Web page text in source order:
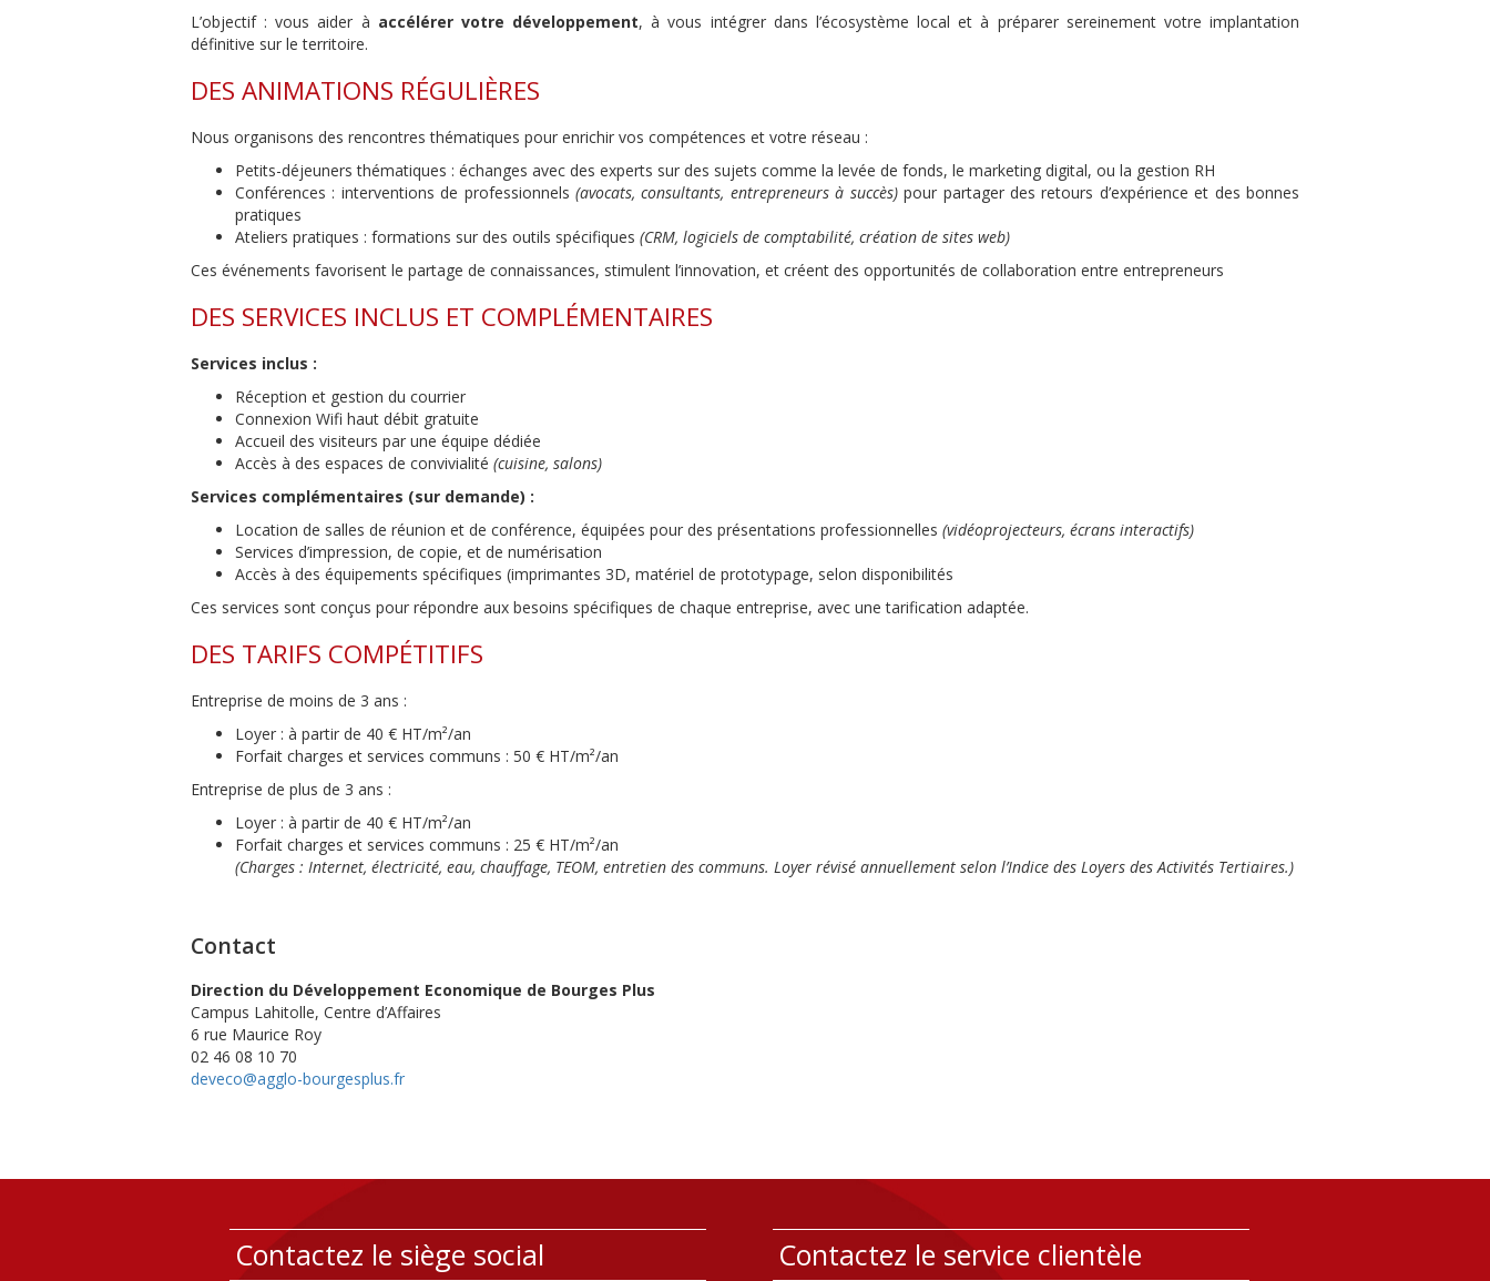
L’objectif : vous aider à accélérer votre développement, à vous intégrer dans l’écosystème local et à préparer sereinement votre implantation
définitive sur le territoire.
DES ANIMATIONS RÉGULIÈRES
Nous organisons des rencontres thématiques pour enrichir vos compétences et votre réseau :
Petits-déjeuners thématiques : échanges avec des experts sur des sujets comme la levée de fonds, le marketing digital, ou la gestion RH
Conférences : interventions de professionnels(avocats, consultants, entrepreneurs à succès)pour partager des retours d’expérience et des bonnes
pratiques
Ateliers pratiques : formations sur des outils spécifiques (CRM, logiciels de comptabilité, création de sites web)
Ces événements favorisent le partage de connaissances, stimulent l’innovation, et créent des opportunités de collaboration entre entrepreneurs
DES SERVICES INCLUS ET COMPLÉMENTAIRES
Services inclus :
Réception et gestion du courrier
Connexion Wifi haut débit gratuite
Accueil des visiteurs par une équipe dédiée
Accès à des espaces de convivialité (cuisine, salons)
Services complémentaires (sur demande) :
Location de salles de réunion et de conférence, équipées pour des présentations professionnelles (vidéoprojecteurs, écrans interactifs)
Services d’impression, de copie, et de numérisation
Accès à des équipements spécifiques (imprimantes 3D, matériel de prototypage, selon disponibilités
Ces services sont conçus pour répondre aux besoins spécifiques de chaque entreprise, avec une tarification adaptée.
DES TARIFS COMPÉTITIFS
Entreprise de moins de 3 ans :
Loyer : à partir de 40 € HT/m²/an
Forfait charges et services communs : 50 € HT/m²/an
Entreprise de plus de 3 ans :
Loyer : à partir de 40 € HT/m²/an
Forfait charges et services communs : 25 € HT/m²/an
(Charges : Internet, électricité, eau, chauffage, TEOM, entretien des communs. Loyer révisé annuellement selon l’Indice des Loyers des Activités Tertiaires.)
Contact
Direction du Développement Economique de Bourges Plus
Campus Lahitolle, Centre d’Affaires
6 rue Maurice Roy
02 46 08 10 70
deveco@agglo-bourgesplus.fr
Contactez le siège social Contactez le service clientèle